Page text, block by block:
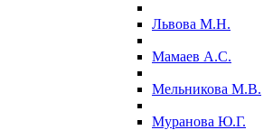
Львова М.Н.
Мамаев А.С.
Мельникова М.В.
Муранова Ю.Г.